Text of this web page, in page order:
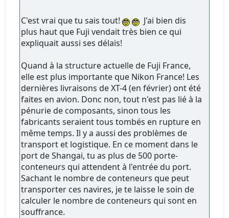
C'est vrai que tu sais tout!
J'ai bien dis
plus haut que Fuji vendait très bien ce qui
expliquait aussi ses délais!
Quand à la structure actuelle de Fuji France,
elle est plus importante que Nikon France! Les
dernières livraisons de XT-4 (en février) ont été
faites en avion. Donc non, tout n'est pas lié à la
pénurie de composants, sinon tous les
fabricants seraient tous tombés en rupture en
même temps. Il y a aussi des problèmes de
transport et logistique. En ce moment dans le
port de Shangai, tu as plus de 500 porte-
conteneurs qui attendent à l'entrée du port.
Sachant le nombre de conteneurs que peut
transporter ces navires, je te laisse le soin de
calculer le nombre de conteneurs qui sont en
souffrance.